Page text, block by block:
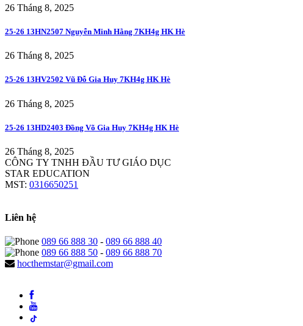
26 Tháng 8, 2025
25-26 13HN2507 Nguyễn Minh Hằng 7KH4g HK Hè
26 Tháng 8, 2025
25-26 13HV2502 Vũ Đỗ Gia Huy 7KH4g HK Hè
26 Tháng 8, 2025
25-26 13HD2403 Đồng Võ Gia Huy 7KH4g HK Hè
26 Tháng 8, 2025
CÔNG TY TNHH ĐẦU TƯ GIÁO DỤC
STAR EDUCATION
MST: 0316650251
Liên hệ
089 66 888 30 - 089 66 888 40
089 66 888 50 - 089 66 888 70
hocthemstar@gmail.com